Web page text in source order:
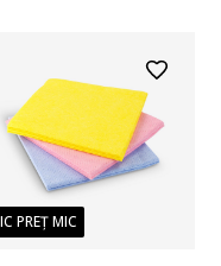
PREȚ MIC